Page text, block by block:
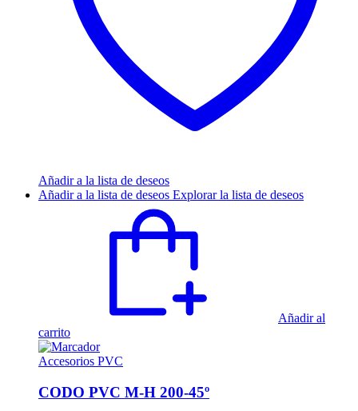
Añadir a la lista de deseos
Añadir a la lista de deseos Explorar la lista de deseos
Añadir al
carrito
Accesorios PVC
CODO PVC M-H 200-45º